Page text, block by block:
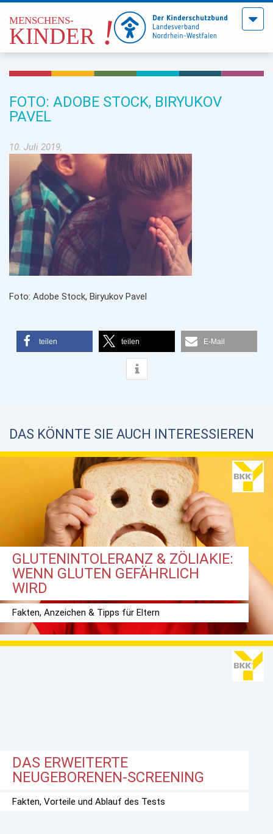
Menü
FOTO: ADOBE STOCK, BIRYUKOV
PAVEL
10. Juli 2019,
Foto: Adobe Stock, Biryukov Pavel
teilen teilen E-Mail
DAS KÖNNTE SIE AUCH INTERESSIEREN
GLUTENINTOLERANZ & ZÖLIAKIE:
WENN GLUTEN GEFÄHRLICH
WIRD
Fakten, Anzeichen & Tipps für Eltern
DAS ERWEITERTE
NEUGEBORENEN-SCREENING
Fakten, Vorteile und Ablauf des Tests